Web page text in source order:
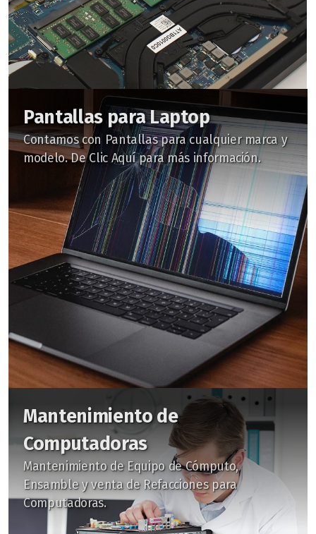
Pantallas para Laptop
Contamos con Pantallas para cualquier marca y
modelo. De Clic Aquí para más información.
Mantenimiento de
Computadoras
Mantenimiento de Equipo de Cómputo,
Ensamble y venta de Refacciones para
Computadoras.